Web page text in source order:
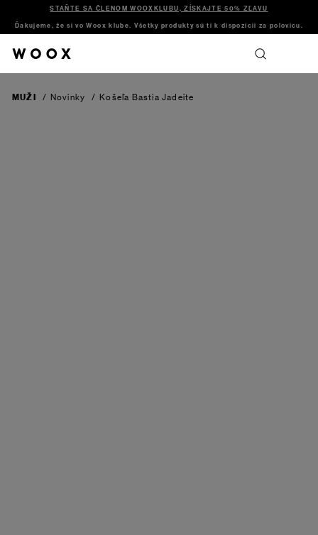
STAŇTE SA ČLENOM WOOXKLUBU, ZÍSKAJTE 50% ZĽAVU
Ďakujeme, že si vo Woox klube. Všetky produkty sú ti k dispozícii za polovicu.
MUŽI / Novinky / Košeľa BastiaJadeite